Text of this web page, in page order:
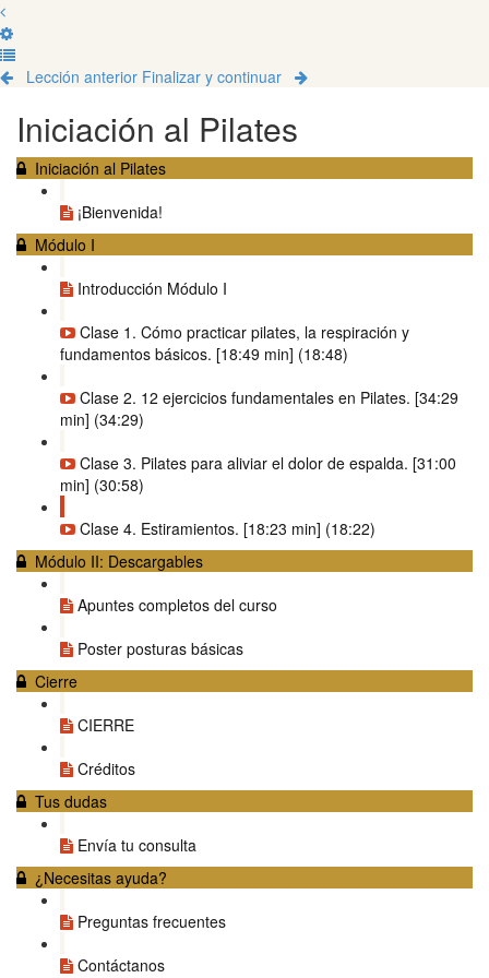
Lección anterior Finalizar y continuar
Iniciación al Pilates
Iniciación al Pilates
¡Bienvenida!
Módulo I
Introducción Módulo I
Clase 1. Cómo practicar pilates, la respiración y
fundamentos básicos. [18:49 min] (18:48)
Clase 2. 12 ejercicios fundamentales en Pilates. [34:29
min] (34:29)
Clase 3. Pilates para aliviar el dolor de espalda. [31:00
min] (30:58)
Clase 4. Estiramientos. [18:23 min] (18:22)
Módulo II: Descargables
Apuntes completos del curso
Poster posturas básicas
Cierre
CIERRE
Créditos
Tus dudas
Envía tu consulta
¿Necesitas ayuda?
Preguntas frecuentes
Contáctanos